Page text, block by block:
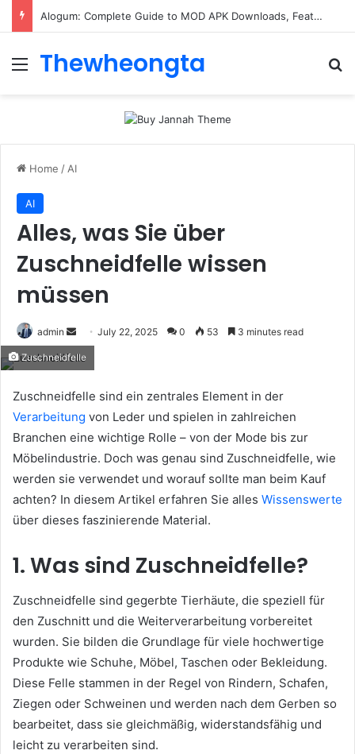
ConnectionCafe.com: A Complete Guide to the “Cafe for Geeks” Tech Hub
Menu
Thewheongta
Home / AI
AI
Alles, was Sie über
Zuschneidfelle wissen
müssen
admin
Send
email
July 22, 2025 0 53 3 minutes read
Zuschneidfelle
Zuschneidfelle sind ein zentrales Element in der
Verarbeitung von Leder und spielen in zahlreichen
Branchen eine wichtige Rolle – von der Mode bis zur
Möbelindustrie. Doch was genau sind Zuschneidfelle, wie
werden sie verwendet und worauf sollte man beim Kauf
achten? In diesem Artikel erfahren Sie alles Wissenswerte
über dieses faszinierende Material.
1. Was sind Zuschneidfelle?
Zuschneidfelle sind gegerbte Tierhäute, die speziell für
den Zuschnitt und die Weiterverarbeitung vorbereitet
wurden. Sie bilden die Grundlage für viele hochwertige
Produkte wie Schuhe, Möbel, Taschen oder Bekleidung.
Diese Felle stammen in der Regel von Rindern, Schafen,
Ziegen oder Schweinen und werden nach dem Gerben so
bearbeitet, dass sie gleichmäßig, widerstandsfähig und
leicht zu verarbeiten sind.